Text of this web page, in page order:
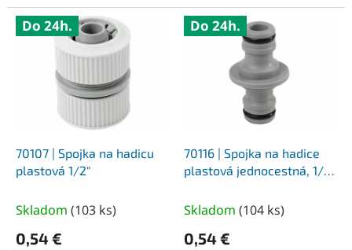
Do 24h.
70107 | Spojka na hadicu
plastová 1/2″
Skladom (103 ks)
0,54 €
Do 24h.
70116 | Spojka na hadice
plastová jednocestná, 1/2″
Skladom (104 ks)
0,54 €